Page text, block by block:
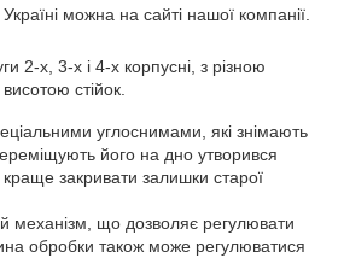
углоснимами, які знімають
його на дно утворився
закривати залишки старої
механізм, що дозволяє регулювати
обробки також може регулюватися
2-х, 3-х і 4-х корпусні, з різною
стійок.
Україні можна на сайті нашої компанії.